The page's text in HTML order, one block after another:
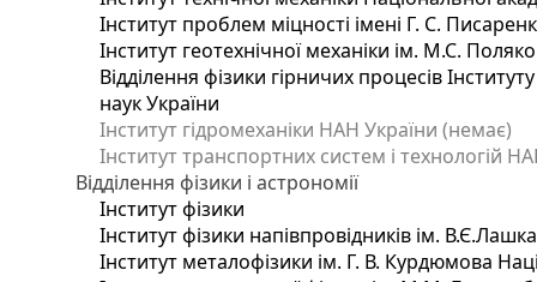
Інститут проблем міцності імені Г. С.
Інститут геотехнічної механіки ім. М.С.
Відділення фізики гірничих процесів
наук України
Інститут гідромеханіки НАН України (немає)
Інститут транспортних систем і технологій
Відділення фізики і астрономії
Інститут фізики
Інститут фізики напівпровідників ім.
Інститут металофізики ім. Г. В. Курдюмова